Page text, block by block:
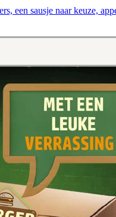
een sausje naar keuze,